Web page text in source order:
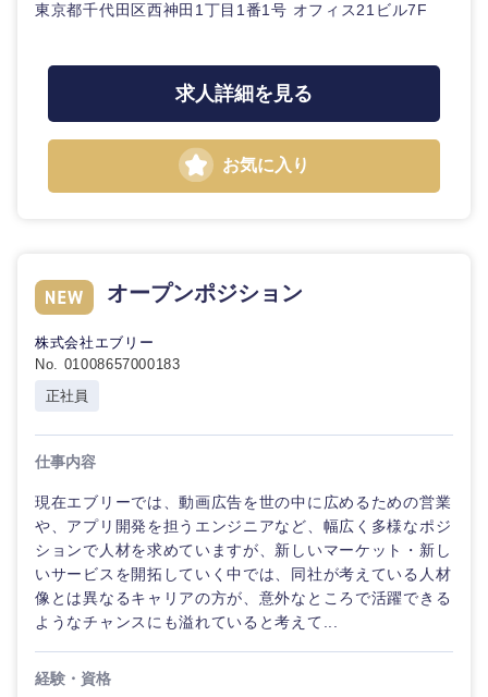
東京都千代田区西神田1丁目1番1号 オフィス21ビル7F
求人詳細を見る
お気に入り
オープンポジション
株式会社エブリー
No. 01008657000183
正社員
仕事内容
現在エブリーでは、動画広告を世の中に広めるための営業
や、アプリ開発を担うエンジニアなど、幅広く多様なポジ
ションで人材を求めていますが、新しいマーケット・新し
いサービスを開拓していく中では、同社が考えている人材
像とは異なるキャリアの方が、意外なところで活躍できる
ようなチャンスにも溢れていると考えて...
経験・資格